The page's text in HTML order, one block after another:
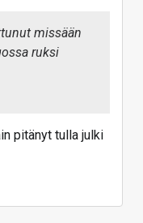
missään
ruksi
pitänyt tulla julki